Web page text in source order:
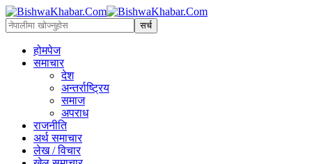
होमपेज
समाचार
देश
अन्तर्राष्ट्रिय
समाज
अपराध
राजनीति
अर्थ समाचार
लेख / विचार